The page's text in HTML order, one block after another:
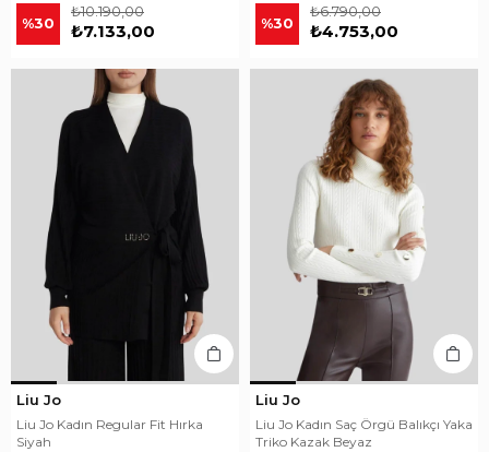
%30 ₺7.133,00
₺10.190,00
%30 ₺4.753,00
₺6.790,00
Liu Jo
Liu Jo Kadın Regular Fit Hırka
Siyah
Liu Jo
Liu Jo Kadın Saç Örgü Balıkçı Yaka
Triko Kazak Beyaz